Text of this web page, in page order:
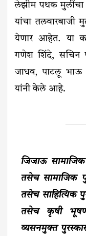
लेझीम पथक मुलींचा
यांचा तलवारबाजी
येणार आहेत. या
गणेश शिंदे, सचिन
जाधव, पाटलू
यांनी केले आहे.
जिजाऊ सामाजिक
तसेच सामाजिक
तसेच साहित्यिक
तसेच कृषी भूषण
व्यसनमुक्त पुरस्कार